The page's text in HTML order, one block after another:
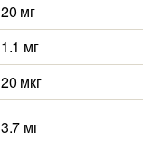
20 мг
1.1 мг
20 мкг
3.7 мг